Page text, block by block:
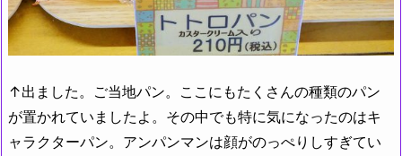
↑出ました。ご当地パン。ここにもたくさんの種類のパン
が置かれていましたよ。その中でも特に気になったのはキ
ャラクターパン。アンパンマンは顔がのっぺりしすぎてい